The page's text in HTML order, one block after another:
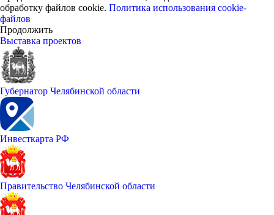
обработку файлов cookie. Политика использования cookie-
файлов
Продолжить
Выставка проектов
Губернатор Челябинской области
Инвесткарта РФ
Правительство Челябинской области